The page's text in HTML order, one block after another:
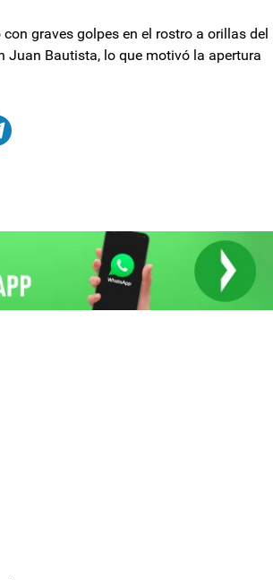
graves golpes en el rostro a orillas del
Juan Bautista, lo que motivó la apertura